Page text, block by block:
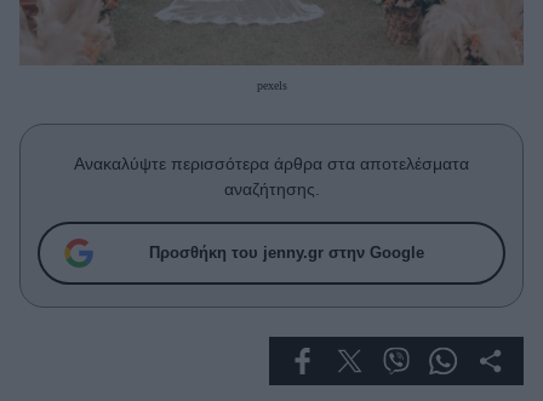
Πρόσωπα
Who
True Stories
Success Stories
Ζώδια
pexels
Ανακαλύψτε περισσότερα άρθρα στα αποτελέσματα
αναζήτησης.
Προσθήκη του jenny.gr στην Google